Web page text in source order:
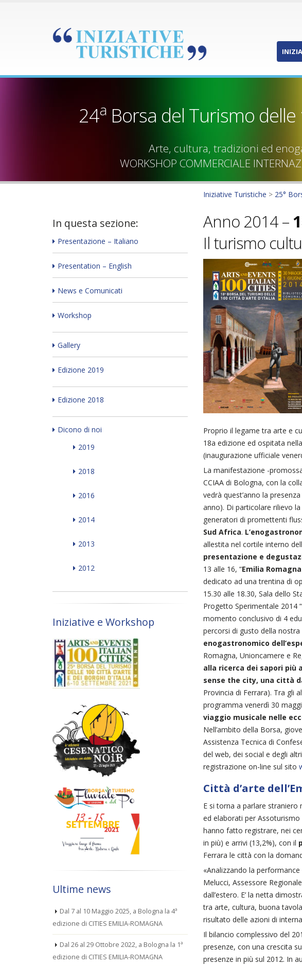
24aBorsa del Turismo delle
Arte, cultura, tradizioni ed
WORKSHOP COMMERCIALE
In questa sezione:
Presentazione – Italiano
Presentation – English
News e Comunicati
Workshop
Gallery
Edizione 2019
Edizione 2018
Dicono di noi
2019
2018
2016
2014
2013
2012
Iniziative e Workshop
Ultime news
Dal 7 al 10 Maggio 2025, a Bologna la 4ª
edizione di CITIES EMILIA-ROMAGNA
Dal 26 al 29 Ottobre 2022, a Bologna la 1ª
edizione di CITIES EMILIA-ROMAGNA
Iniziative Turistiche > 25°
Anno 2014 –
Il turismo
Proprio il legame tra arte e
18a edizione ed ospitata nella
(inaugurazione ufficiale
La manifestazione -
CCIAA di Bologna, con la
vedrà quest’anno la presenza
anno). Di particolare rilievo
generatori di promettenti
Sud Africa.
allestita nel cortile interno
presentazione e
13 alle 16, “Emilia
dedicato ad una trentina di
15.30 alle 18.30, Sala dello
Progetto Sperimentale 2014
momento conclusivo di 4
percorsi di gusto della nostra
enogastronomico
Romagna, Unioncamere e
alla ricerca dei sapori più
sense the city, una città
Provincia di Ferrara). Tra gli
programma venerdì 30
viaggio musicale nelle
Nell’ambito della Borsa,
Assistenza Tecnica di
del web, dei social e degli
registrazione on-line sul sito
Città d’arte
E si torna a parlare straniero
ed elaborati per Assoturismo
hanno fatto registrare, nei
in più) e arrivi (13,2%), con il
Ferrara le città con la
«Analizzando la
Melucci, Assessore
dall’estero. E’ la netta
tra arte, cultura, buona
risultato delle azioni di
Il bilancio complessivo del
presenze, con una crescita
presenze in più sul 2012. In